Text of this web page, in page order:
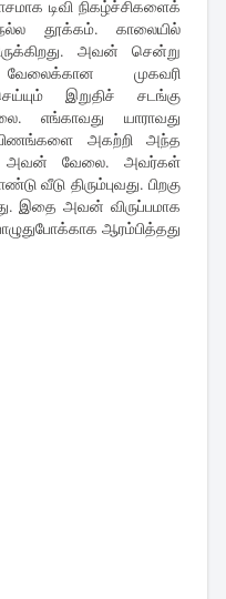
டிவி நிகழ்ச்சிகளைக்
தூக்கம். காலையில்
அவன் சென்று
முகவரி
இறுதிச் சடங்கு
எங்காவது யாராவது
அகற்றி அந்த
அவன் வேலை. அவர்கள்
திரும்புவது. பிறகு
இதை அவன் விருப்பமாக
ஆரம்பித்தது